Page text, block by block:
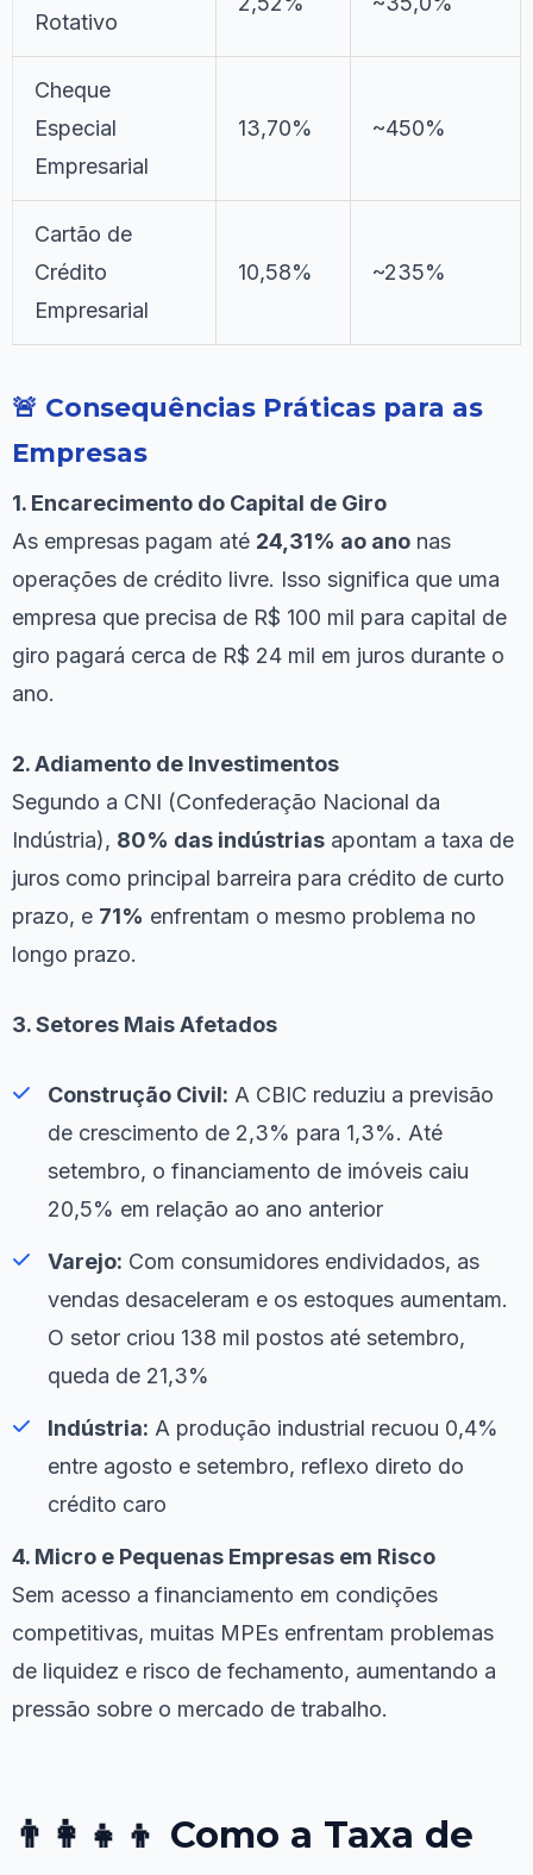
Rotativo
Cheque
Especial
Empresarial
13,70% ~450%
Cartão de
Crédito
Empresarial
10,58% ~235%
🚨 Consequências Práticas para as
Empresas
1. Encarecimento do Capital de Giro
As empresas pagam até 24,31% ao ano nas
operações de crédito livre. Isso significa que uma
empresa que precisa de R$ 100 mil para capital de
giro pagará cerca de R$ 24 mil em juros durante o
ano.
2. Adiamento de Investimentos
Segundo a CNI (Confederação Nacional da
Indústria), 80% das indústrias apontam a taxa de
juros como principal barreira para crédito de curto
prazo, e 71% enfrentam o mesmo problema no
longo prazo.
3. Setores Mais Afetados
Construção Civil: A CBIC reduziu a previsão
de crescimento de 2,3% para 1,3%. Até
setembro, o financiamento de imóveis caiu
20,5% em relação ao ano anterior
Varejo: Com consumidores endividados, as
vendas desaceleram e os estoques aumentam.
O setor criou 138 mil postos até setembro,
queda de 21,3%
Indústria: A produção industrial recuou 0,4%
entre agosto e setembro, reflexo direto do
crédito caro
4. Micro e Pequenas Empresas em Risco
Sem acesso a financiamento em condições
competitivas, muitas MPEs enfrentam problemas
de liquidez e risco de fechamento, aumentando a
pressão sobre o mercado de trabalho.
👨‍👩‍👧‍👦 Como a Taxa de